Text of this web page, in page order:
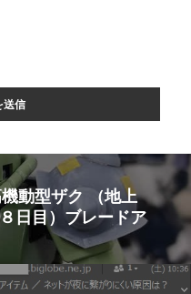
動型ザク （地上
日目）ブレードア